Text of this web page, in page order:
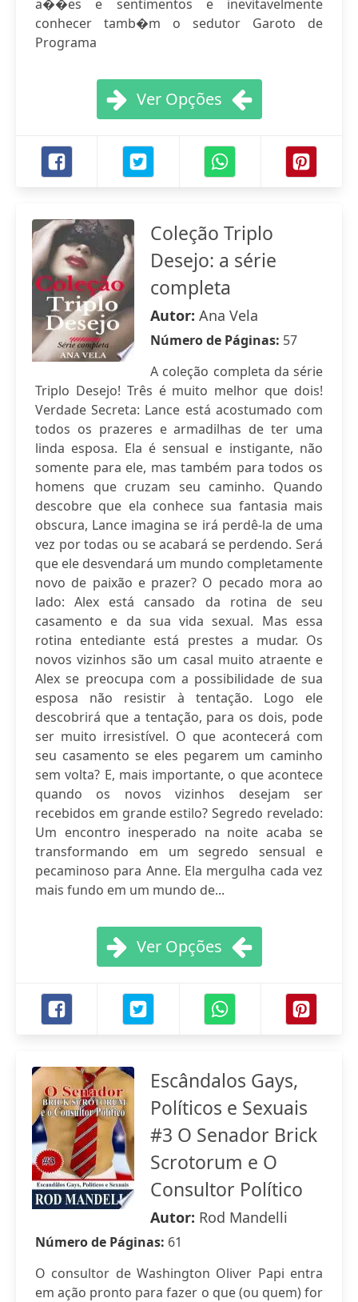
a��es e sentimentos e inevitavelmente
conhecer tamb�m o sedutor Garoto de
Programa
Ver Opções
Coleção Triplo
Desejo: a série
completa
Autor: Ana Vela
Número de Páginas: 57
A coleção completa da série
Triplo Desejo! Três é muito melhor que dois!
Verdade Secreta: Lance está acostumado com
todos os prazeres e armadilhas de ter uma
linda esposa. Ela é sensual e instigante, não
somente para ele, mas também para todos os
homens que cruzam seu caminho. Quando
descobre que ela conhece sua fantasia mais
obscura, Lance imagina se irá perdê-la de uma
vez por todas ou se acabará se perdendo. Será
que ele desvendará um mundo completamente
novo de paixão e prazer? O pecado mora ao
lado: Alex está cansado da rotina de seu
casamento e da sua vida sexual. Mas essa
rotina entediante está prestes a mudar. Os
novos vizinhos são um casal muito atraente e
Alex se preocupa com a possibilidade de sua
esposa não resistir à tentação. Logo ele
descobrirá que a tentação, para os dois, pode
ser muito irresistível. O que acontecerá com
seu casamento se eles pegarem um caminho
sem volta? E, mais importante, o que acontece
quando os novos vizinhos desejam ser
recebidos em grande estilo? Segredo revelado:
Um encontro inesperado na noite acaba se
transformando em um segredo sensual e
pecaminoso para Anne. Ela mergulha cada vez
mais fundo em um mundo de...
Ver Opções
Escândalos Gays,
Políticos e Sexuais
#3 O Senador Brick
Scrotorum e O
Consultor Político
Autor: Rod Mandelli
Número de Páginas: 61
O consultor de Washington Oliver Papi entra
em ação pronto para fazer o que (ou quem) for